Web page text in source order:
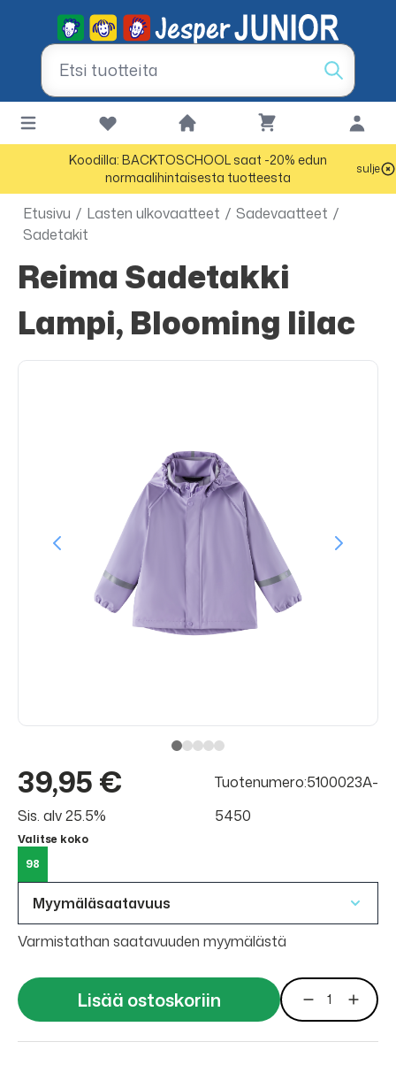
Koodilla: BACKTOSCHOOL saat -20% edun
normaalihintaisesta tuotteesta
sulje
Etusivu / Lasten ulkovaatteet / Sadevaatteet /
Sadetakit
Reima Sadetakki
Lampi, Blooming lilac
39,95 €
Sis. alv 25.5%
Tuotenumero:5100023A-
5450
Valitse koko
98
Myymäläsaatavuus
Varmistathan saatavuuden myymälästä
Lisää ostoskoriin